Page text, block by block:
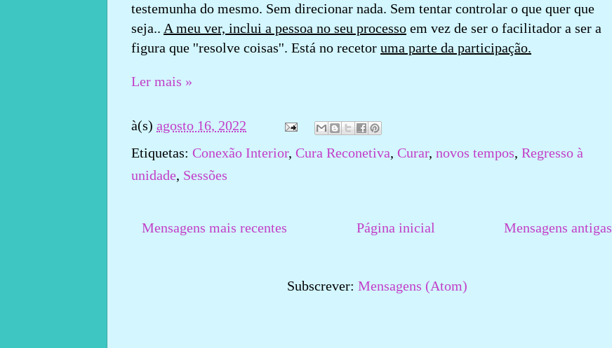
testemunha do mesmo. Sem direcionar nada. Sem tentar controlar o que quer que
seja.. A meu ver, inclui a pessoa no seu processo em vez de ser o facilitador a ser a
figura que ''resolve coisas''. Está no recetor uma parte da participação.
Ler mais »
à(s) agosto 16, 2022
Etiquetas: Conexão Interior, Cura Reconetiva, Curar, novos tempos, Regresso à
unidade, Sessões
Mensagens mais recentes Mensagens antigas
Página inicial
Subscrever: Mensagens (Atom)